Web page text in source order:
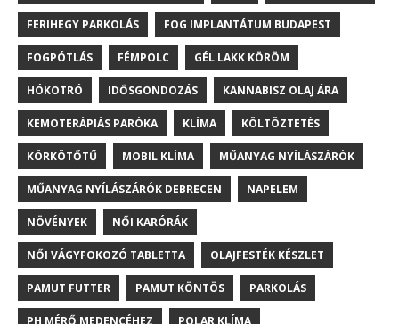
FERIHEGY PARKOLÁS FOG IMPLANTÁTUM BUDAPEST
FOGPÓTLÁS FÉMPOLC GÉL LAKK KÖRÖM
HÓKOTRÓ IDŐSGONDOZÁS KANNABISZ OLAJ ÁRA
KEMOTERÁPIÁS PARÓKA KLÍMA KÖLTÖZTETÉS
KÖRKÖTŐTŰ MOBIL KLÍMA MŰANYAG NYÍLÁSZÁRÓK
MŰANYAG NYÍLÁSZÁRÓK DEBRECEN NAPELEM
NÖVÉNYEK NŐI KARÓRÁK
NŐI VÁGYFOKOZÓ TABLETTA OLAJFESTÉK KÉSZLET
PAMUT FUTTER PAMUT KÖNTÖS PARKOLÁS
PH MÉRŐ MEDENCÉHEZ POLAR KLÍMA